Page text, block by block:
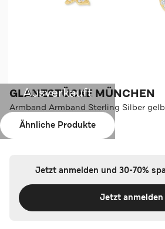
Ausverkauft
Ähnliche Produkte
GLANZSTÜCKE MÜNCHEN
Armband Armband Sterling Silber
Jetzt anmelden und 30-70%
Jetzt anmelden